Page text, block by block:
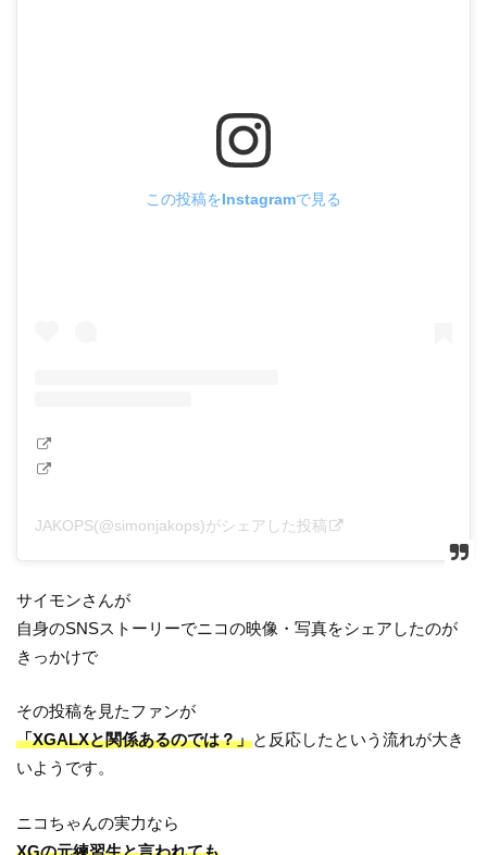
この投稿をInstagramで見る
JAKOPS(@simonjakops)がシェアした投稿
サイモンさんが
自身のSNSストーリーでニコの映像・写真をシェアしたのが
きっかけで
その投稿を見たファンが
「XGALXと関係あるのでは？」と反応したという流れが大き
いようです。
ニコちゃんの実力なら
XGの元練習生と言われても